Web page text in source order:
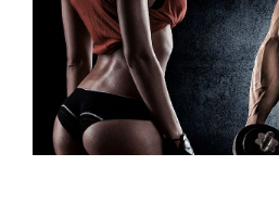
Contact Us